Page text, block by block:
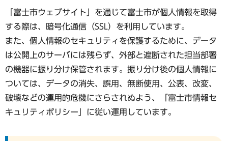
「富士市ウェブサイト」を通じて富士市が個人情報を取得
する際は、暗号化通信（SSL）を利用しています。
また、個人情報のセキュリティを保護するために、データ
は公開上のサーバには残らず、外部と遮断された担当部署
の機器に振り分け保管されます。振り分け後の個人情報に
ついては、データの消失、誤用、無断使用、公表、改変、
破壊などの運用的危機にさらされぬよう、「富士市情報セ
キュリティポリシー」に従い運用しています。